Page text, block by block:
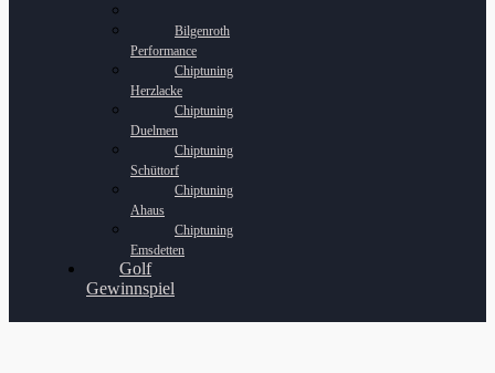
Bilgenroth
Performance
Chiptuning
Herzlacke
Chiptuning
Duelmen
Chiptuning
Schüttorf
Chiptuning
Ahaus
Chiptuning
Emsdetten
Golf
Gewinnspiel